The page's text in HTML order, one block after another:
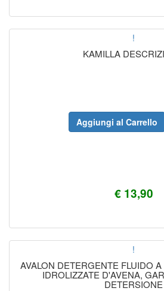
!
KAMILLA
€ 13,90
Aggiungi al Carrello
!
AVALON DETERGENTE FLUIDO
IDROLIZZATE D'AVENA,
DETERSIONE